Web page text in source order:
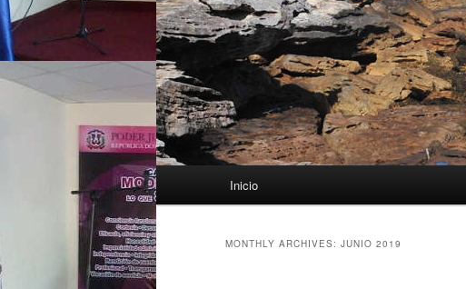
Skip to primary content
Skip to secondary content
Inicio
MONTHLY ARCHIVES: JUNIO 2019